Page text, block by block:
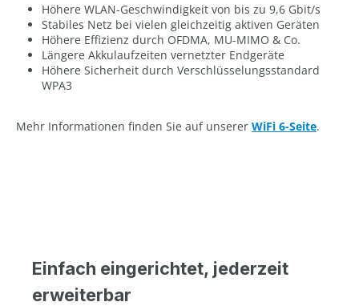
Höhere WLAN-Geschwindigkeit von bis zu 9,6 Gbit/s
Stabiles Netz bei vielen gleichzeitig aktiven Geräten
Höhere Effizienz durch OFDMA, MU-MIMO & Co.
Längere Akkulaufzeiten vernetzter Endgeräte
Höhere Sicherheit durch Verschlüsselungsstandard
WPA3
Mehr Informationen finden Sie auf unserer WiFi 6-Seite.
Einfach eingerichtet, jederzeit
erweiterbar